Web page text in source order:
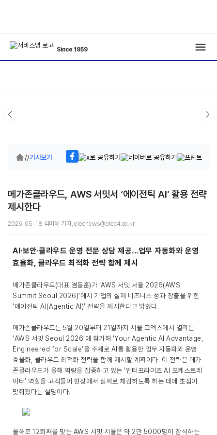
Since 1959
//기사보기
메가존클라우드, AWS 서밋서 ‘에이전틱 AI’ 활용 전략
제시한다
2026-05-18 김미혜 기자, elecnews@elec4.co.kr
AI·보안·클라우드 운영 전문 상담 제공...업무 자동화와 운영
효율화, 클라우드 최적화 전략 함께 제시
메가존클라우드(대표 염동훈)가 ‘AWS 서밋 서울 2026(AWS
Summit Seoul 2026)’에서 기업의 실제 비즈니스 성과 창출을 위한
‘에이전틱 AI(Agentic AI)’ 전략을 제시한다고 밝혔다.
메가존클라우드는 5월 20일부터 21일까지 서울 코엑스에서 열리는
‘AWS 서밋 Seoul 2026’에 참가해 ‘Your Agentic AI Advantage,
Engineered for Scale’을 주제로 AI를 활용한 업무 자동화와 운영
효율화, 클라우드 최적화 전략을 함께 제시할 계획이다. 이 전략은 메가
존클라우드가 올해 역량을 집중하고 있는 ‘엔터프라이즈 AI 오케스트레
이터’ 역할을 고객들이 현장에서 실제로 체감하도록 하는 데에 초점이
맞춰졌다는 설명이다.
올해로 12회째를 맞는 AWS 서밋 서울은 약 2만 5000명이 참석하는